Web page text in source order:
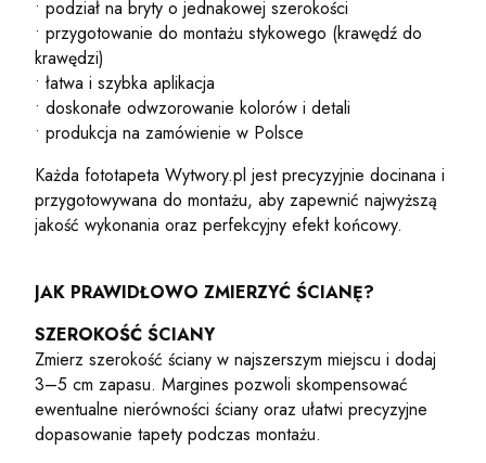
• podział na bryty o jednakowej szerokości
• przygotowanie do montażu stykowego (krawędź do
krawędzi)
• łatwa i szybka aplikacja
• doskonałe odwzorowanie kolorów i detali
• produkcja na zamówienie w Polsce
Każda fototapeta Wytwory.pl jest precyzyjnie docinana i
przygotowywana do montażu, aby zapewnić najwyższą
jakość wykonania oraz perfekcyjny efekt końcowy.
JAK PRAWIDŁOWO ZMIERZYĆ ŚCIANĘ?
SZEROKOŚĆ ŚCIANY
Zmierz szerokość ściany w najszerszym miejscu i dodaj
3–5 cm zapasu. Margines pozwoli skompensować
ewentualne nierówności ściany oraz ułatwi precyzyjne
dopasowanie tapety podczas montażu.